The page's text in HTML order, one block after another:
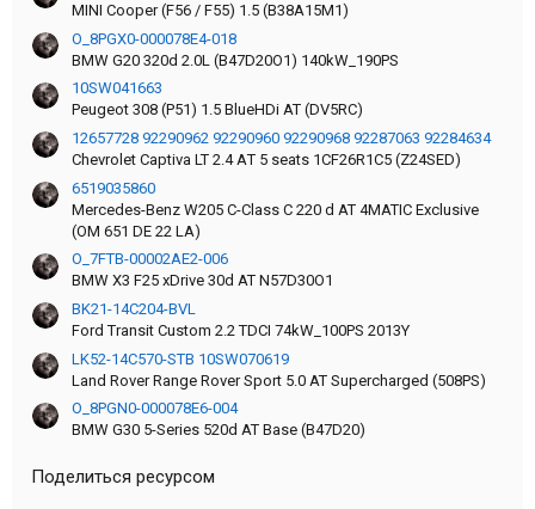
MINI Cooper (F56 / F55) 1.5 (B38A15M1)
O_8PGX0-000078E4-018
BMW G20 320d 2.0L (B47D20O1) 140kW_190PS
10SW041663
Peugeot 308 (P51) 1.5 BlueHDi AT (DV5RC)
12657728 92290962 92290960 92290968 92287063 92284634
Chevrolet Captiva LT 2.4 АT 5 seats 1CF26R1С5 (Z24SED)
6519035860
Mercedes-Benz W205 C-Class C 220 d AT 4MATIC Exclusive
(OM 651 DE 22 LA)
O_7FTB-00002AE2-006
BMW X3 F25 xDrive 30d AT N57D30O1
BK21-14C204-BVL
Ford Transit Custom 2.2 TDCI 74kW_100PS 2013Y
LK52-14C570-STB 10SW070619
Land Rover Range Rover Sport 5.0 AT Supercharged (508PS)
O_8PGN0-000078E6-004
BMW G30 5-Series 520d AT Base (B47D20)
Поделиться ресурсом